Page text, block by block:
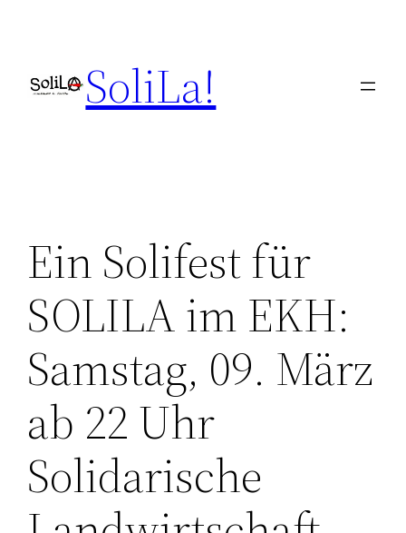
SoliLa!
Ein Solifest für
SOLILA im EKH:
Samstag, 09. März
ab 22 Uhr
Solidarische